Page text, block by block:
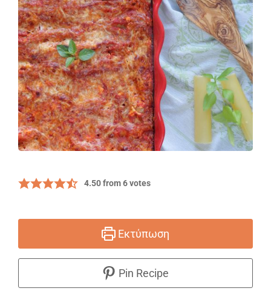
4.50from6votes
Εκτύπωση
Pin Recipe